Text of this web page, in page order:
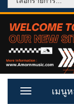
Toggle
เมนู